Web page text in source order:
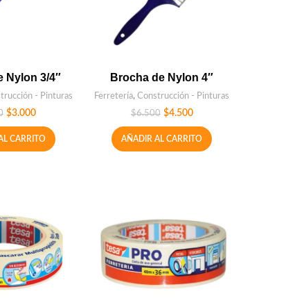
Nylon 3/4″
- Pinturas
$3.000
CARRITO
Brocha de Nylon 4″
Ferretería,Construcción - Pinturas
$6.500 $4.500
AÑADIR AL CARRITO